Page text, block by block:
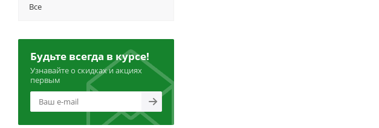
Все
Будьте всегда в курсе!
Узнавайте о скидках и акциях
первым